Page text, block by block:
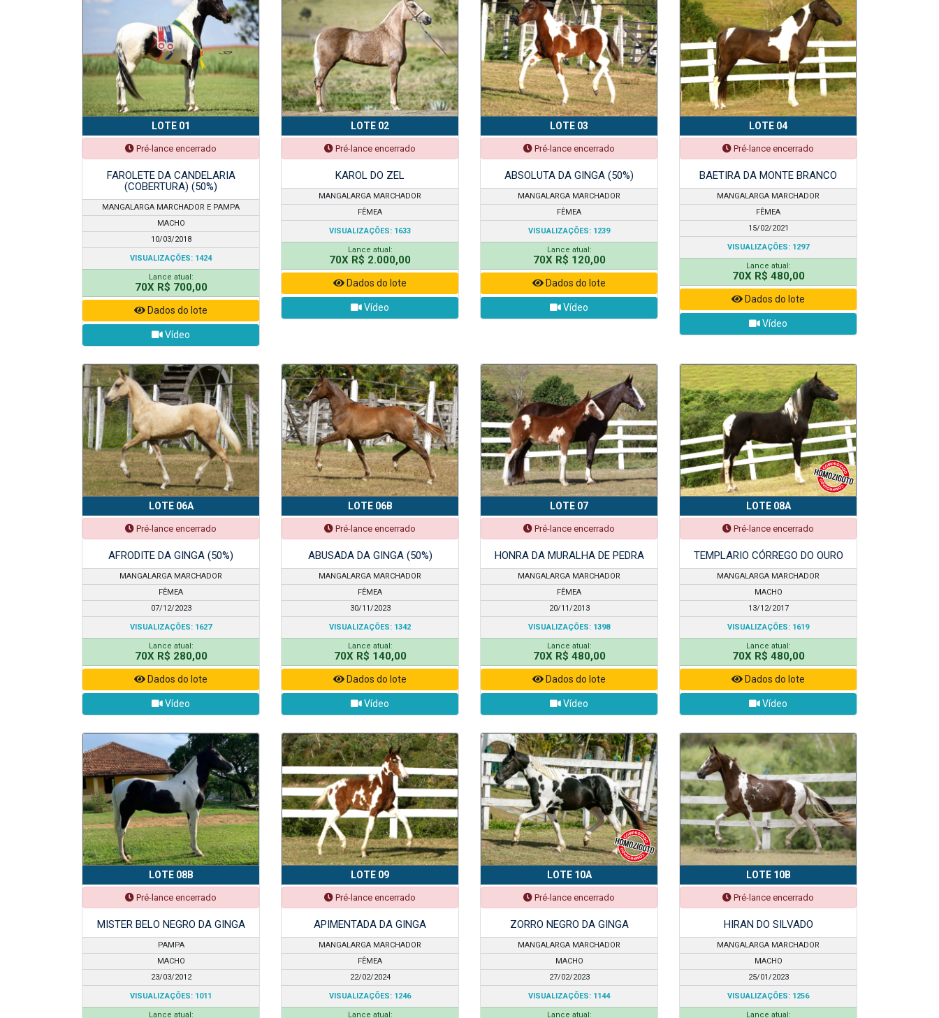
LOTE 01
Pré-lance encerrado
FAROLETE DA CANDELARIA
(COBERTURA) (50%)
MANGALARGA MARCHADOR E PAMPA
MACHO
10/03/2018
VISUALIZAÇÕES: 1424
Lance atual:
70X R$ 700,00
Dados do lote
Vídeo
LOTE 02
Pré-lance encerrado
KAROL DO ZEL
MANGALARGA MARCHADOR
FÊMEA
VISUALIZAÇÕES: 1633
Lance atual:
70X R$ 2.000,00
Dados do lote
Vídeo
LOTE 03
Pré-lance encerrado
ABSOLUTA DA GINGA (50%)
MANGALARGA MARCHADOR
FÊMEA
VISUALIZAÇÕES: 1239
Lance atual:
70X R$ 120,00
Dados do lote
Vídeo
LOTE 04
Pré-lance encerrado
BAETIRA DA MONTE BRANCO
MANGALARGA MARCHADOR
FÊMEA
15/02/2021
VISUALIZAÇÕES: 1297
Lance atual:
70X R$ 480,00
Dados do lote
Vídeo
LOTE 06A
Pré-lance encerrado
AFRODITE DA GINGA (50%)
MANGALARGA MARCHADOR
FÊMEA
07/12/2023
VISUALIZAÇÕES: 1627
Lance atual:
70X R$ 280,00
Dados do lote
Vídeo
LOTE 06B
Pré-lance encerrado
ABUSADA DA GINGA (50%)
MANGALARGA MARCHADOR
FÊMEA
30/11/2023
VISUALIZAÇÕES: 1342
Lance atual:
70X R$ 140,00
Dados do lote
Vídeo
LOTE 07
Pré-lance encerrado
HONRA DA MURALHA DE PEDRA
MANGALARGA MARCHADOR
FÊMEA
20/11/2013
VISUALIZAÇÕES: 1398
Lance atual:
70X R$ 480,00
Dados do lote
Vídeo
LOTE 08A
Pré-lance encerrado
TEMPLARIO CÓRREGO DO OURO
MANGALARGA MARCHADOR
MACHO
13/12/2017
VISUALIZAÇÕES: 1619
Lance atual:
70X R$ 480,00
Dados do lote
Vídeo
LOTE 08B
Pré-lance encerrado
MISTER BELO NEGRO DA GINGA
PAMPA
MACHO
23/03/2012
VISUALIZAÇÕES: 1011
Lance atual:
LOTE 09
Pré-lance encerrado
APIMENTADA DA GINGA
MANGALARGA MARCHADOR
FÊMEA
22/02/2024
VISUALIZAÇÕES: 1246
Lance atual:
LOTE 10A
Pré-lance encerrado
ZORRO NEGRO DA GINGA
MANGALARGA MARCHADOR
MACHO
27/02/2023
VISUALIZAÇÕES: 1144
Lance atual:
LOTE 10B
Pré-lance encerrado
HIRAN DO SILVADO
MANGALARGA MARCHADOR
MACHO
25/01/2023
VISUALIZAÇÕES: 1256
Lance atual: